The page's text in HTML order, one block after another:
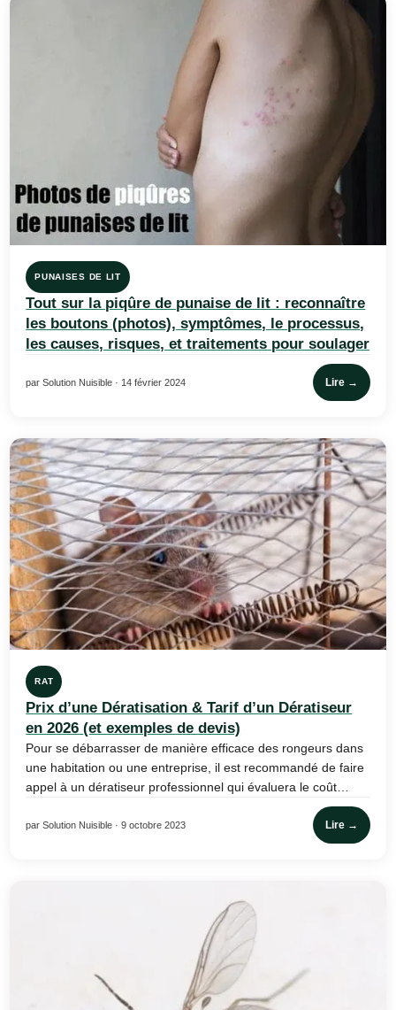
PUNAISES DE LIT
Tout sur la piqûre de punaise de lit : reconnaître
les boutons (photos), symptômes, le processus,
les causes, risques, et traitements pour soulager
par Solution Nuisible · 14 février 2024 Lire →
RAT
Prix d’une Dératisation & Tarif d’un Dératiseur
en 2026 (et exemples de devis)
Pour se débarrasser de manière efficace des rongeurs dans
une habitation ou une entreprise, il est recommandé de faire
appel à un dératiseur professionnel qui évaluera le coût…
par Solution Nuisible · 9 octobre 2023 Lire →